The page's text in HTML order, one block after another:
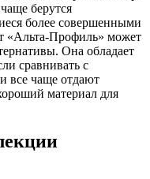
берутся
более совершенными
«Альта-Профиль» может
Она обладает
сравнивать с
все чаще отдают
материал для